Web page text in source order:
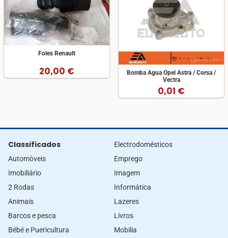
Foles Renault
20,00 €
Bomba Agua Opel Astra / Corsa /
Vectra
0,01 €
Classificados
Automòveis
Imobiliário
2 Rodas
Animais
Barcos e pesca
Bébé e Puericultura
Electrodomésticos
Emprego
Imagem
Informática
Lazeres
Livros
Mobilia